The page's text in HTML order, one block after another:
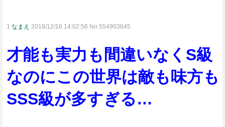
1 なまえ 2018/12/16 14:02:56 No.554903645
才能も実力も間違いなくS級
なのにこの世界は敵も味方も
SSS級が多すぎる…